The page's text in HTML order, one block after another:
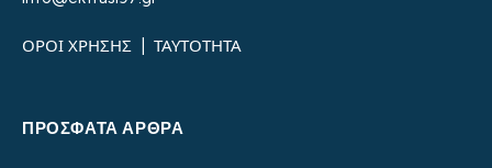
ΟΡΟΙ ΧΡΗΣΗΣ ΤΑΥΤΟΤΗΤΑ
ΠΡΌΣΦΑΤΑ ΆΡΘΡΑ